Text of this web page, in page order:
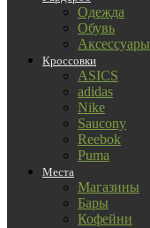
Одежда
Обувь
Аксессуары
Кроссовки
ASICS
adidas
Nike
Saucony
Reebok
Puma
Места
Магазины
Бары
Кофейни